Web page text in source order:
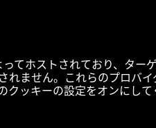
てホストされており、ター
れません。これらのプロバ
ッキーの設定をオンにして